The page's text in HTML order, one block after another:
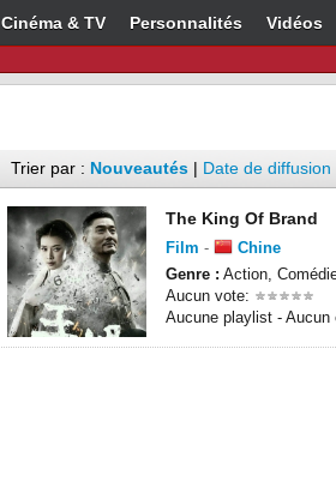
Cinéma & TV Personnalités Vidéos
Trier par : Nouveautés | Date de diffusion
The King Of Brand
Film -
Chine
Genre : Action,
Aucun vote:
Aucune playlist - Aucun